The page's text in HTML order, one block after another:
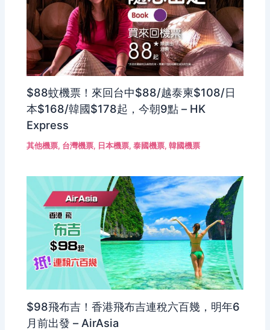
$88蚊機票！來回台中$88/越泰柬$108/日
本$168/韓國$178起，今朝9點 – HK
Express
其他機票, 台灣機票, 日本機票,泰國機票,韓國機票
$98飛布吉！香港飛布吉連稅六百幾，明年6
月前出發 – AirAsia